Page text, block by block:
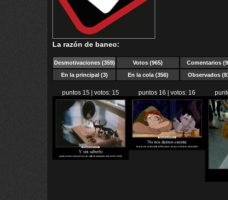
La razón de baneo:
Desmotivaciones(359) Votos (965)
Comentarios
En la principal (3)
En la cola (356) Observados
puntos 15 | votos: 15 puntos 16 | votos: 16